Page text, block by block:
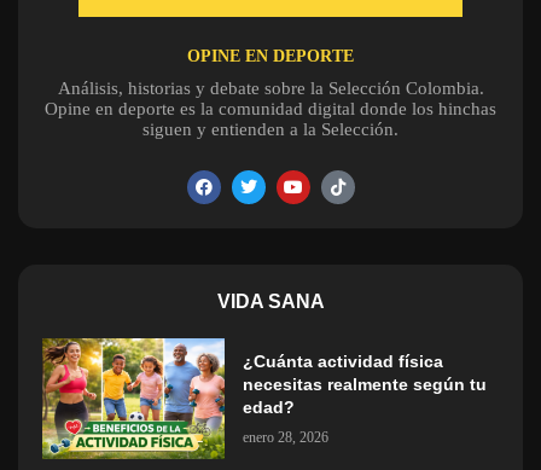
OPINE EN DEPORTE
Análisis, historias y debate sobre la Selección Colombia.
Opine en deporte es la comunidad digital donde los hinchas
siguen y entienden a la Selección.
VIDA SANA
¿Cuánta actividad física
necesitas realmente según tu
edad?
enero 28, 2026